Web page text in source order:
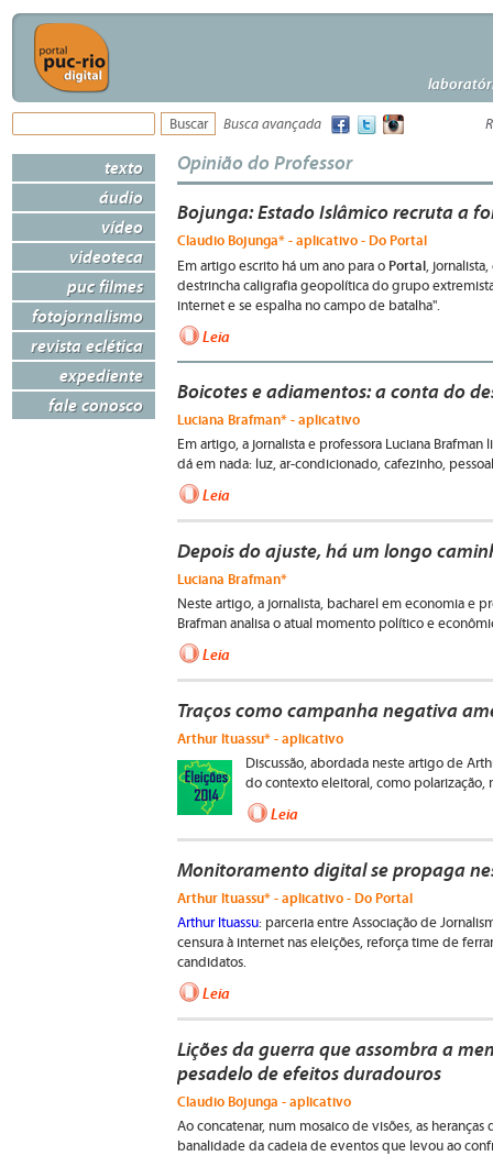
Busca avançada
texto
áudio
vídeo
videoteca
puc filmes
fotojornalismo
revista eclética
expediente
fale conosco
Opinião do Professor
Bojunga: Estado Islâmico recruta a
Claudio Bojunga* - aplicativo - Do Portal
Em artigo escrito há um ano para o Portal,
destrincha caligrafia geopolítica do grupo
internet e se espalha no campo de batalha".
Leia
Boicotes e adiamentos: a conta do
Luciana Brafman* - aplicativo
Em artigo, a jornalista e professora Luciana
dá em nada: luz, ar-condicionado, cafezinho,
Leia
Depois do ajuste, há um longo
Luciana Brafman*
Neste artigo, a jornalista, bacharel em economia e
Brafman analisa o atual momento político e
Leia
Traços como campanha negativa
Arthur Ituassu* - aplicativo
Discussão, abordada neste artigo de
do contexto eleitoral, como polarização,
Leia
Monitoramento digital se propaga
Arthur Ituassu* - aplicativo - Do Portal
Arthur Ituassu: parceria entre Associação de
censura à internet nas eleições, reforça time de
candidatos.
Leia
Lições da guerra que assombra a
pesadelo de efeitos duradouros
Claudio Bojunga - aplicativo
Ao concatenar, num mosaico de visões, as
banalidade da cadeia de eventos que levou ao